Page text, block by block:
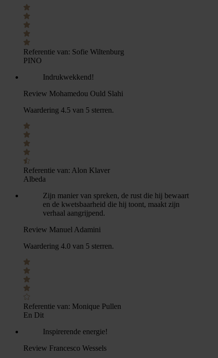
Referentie van: Sofie Wiltenburg
PINO
Indrukwekkend!
Review Mohamedou Ould Slahi
Waardering 4.5 van 5 sterren.
Referentie van: Alon Klaver
Albeda
Zijn manier van spreken, de rust die hij bewaart
en de kwetsbaarheid die hij toont, maakt zijn
verhaal aangrijpend.
Review Manuel Adamini
Waardering 4.0 van 5 sterren.
Referentie van: Monique Pullen
En Dit
Inspirerende energie!
Review Francesco Wessels